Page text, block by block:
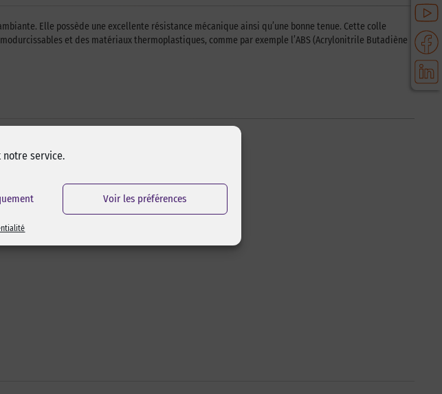
service.
Voir les préférences
Elle possède une excellente résistance mécanique ainsi qu’une bonne tenue. Cette colle
et des matériaux thermoplastiques, comme par exemple l’ABS (Acrylonitrile Butadiène